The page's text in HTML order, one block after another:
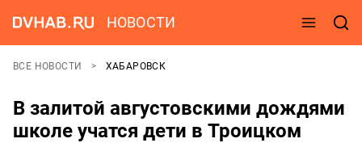
НОВОСТИ
ВСЕ НОВОСТИ ХАБАРОВСК
В залитой августовскими дождями
школе учатся дети в Троицком